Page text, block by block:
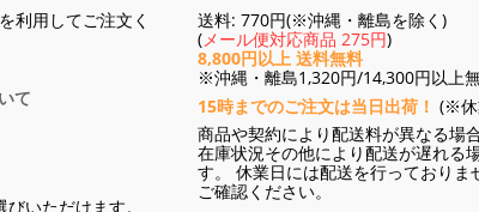
利用してご注文く
て
いただけます。
送料: 770円(※沖縄・離島を除く)
(メール便対応商品 275円)
8,800円以上 送料無料
※沖縄・離島1,320円/14,300円以上
15時までのご注文は当日出荷！ (※休
商品や契約により配送料が異なる場
在庫状況その他により配送が遅れる
す。 休業日には配送を行っておりま
ご確認ください。